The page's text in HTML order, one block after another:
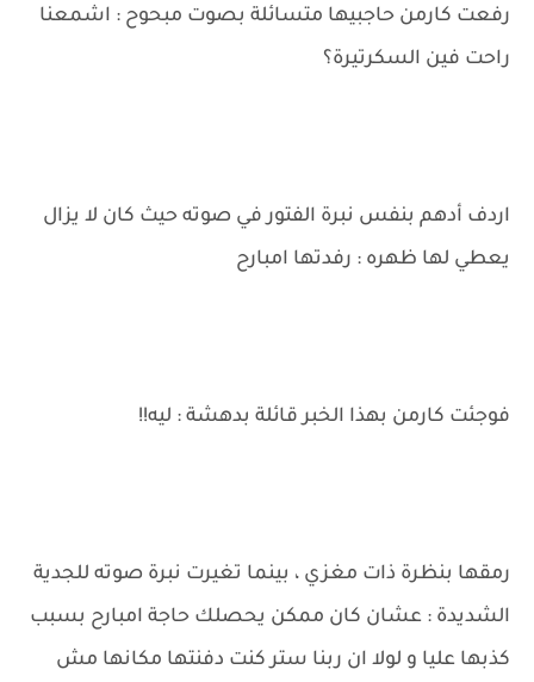
رفعت كارمن حاجبيها متسائلة بصوت مبحوح : اشمعنا
راحت فين السكرتيرة؟
اردف أدهم بنفس نبرة الفتور في صوته حيث كان لا يزال
يعطي لها ظهره : رفدتها امبارح
فوجئت كارمن بهذا الخبر قائلة بدهشة : ليه!!
رمقها بنظرة ذات مغزي ، بينما تغيرت نبرة صوته للجدية
الشديدة : عشان كان ممكن يحصلك حاجة امبارح بسبب
كذبها عليا و لولا ان ربنا ستر كنت دفنتها مكانها مش